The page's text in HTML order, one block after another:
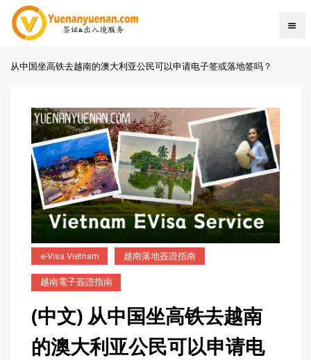
从中国坐高铁去越南的澳大利亚公民可以申请电子签或落地签吗？
e-Visa Vietnam 越南落地簽證指南
越南電子簽證指南
(中文) 从中国坐高铁去越南
的澳大利亚公民可以申请电